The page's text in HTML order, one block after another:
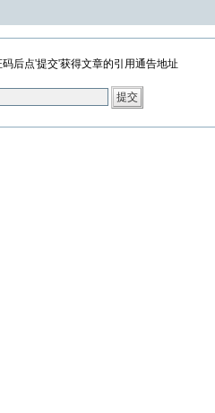
后点'提交'获得文章的引用通告地址